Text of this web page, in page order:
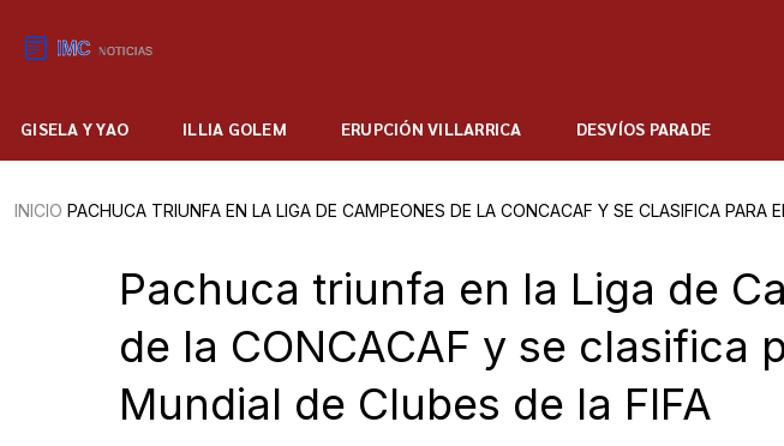
GISELA Y YAO ILLIA GOLEM ERUPCIÓN VILLARRICA DESVÍOS PARADE
INICIO PACHUCA TRIUNFA EN LA LIGA DE CAMPEONES DE LA CONCACAF Y SE CLASIFICA PARA
Pachuca triunfa en la Liga de
de la CONCACAF y se clasifica
Mundial de Clubes de la FIFA